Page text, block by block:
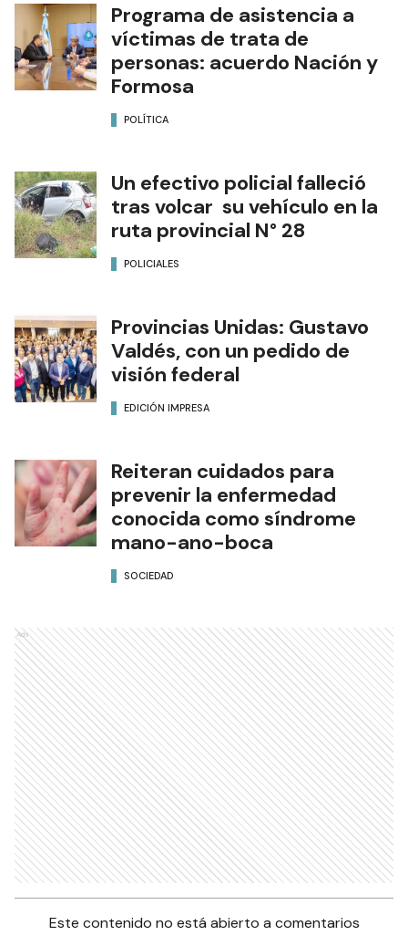
Programa de asistencia a
víctimas de trata de
personas: acuerdo Nación y
Formosa
POLÍTICA
Un efectivo policial falleció
tras volcar su vehículo en la
ruta provincial N° 28
POLICIALES
Provincias Unidas: Gustavo
Valdés, con un pedido de
visión federal
EDICIÓN IMPRESA
Reiteran cuidados para
prevenir la enfermedad
conocida como síndrome
mano-ano-boca
SOCIEDAD
Ads
Este contenido no está abierto a comentarios